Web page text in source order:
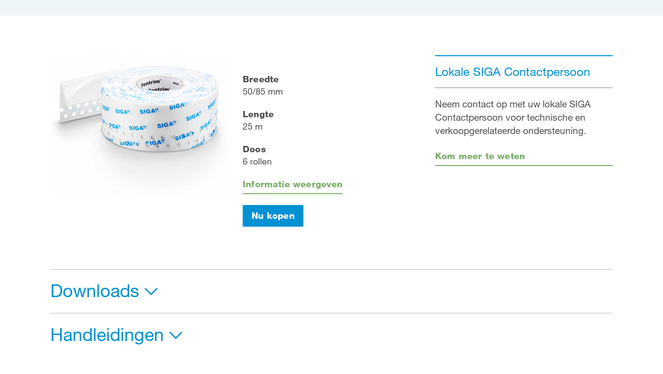
Breedte
50/85 mm
Lengte
25 m
Doos
6 rollen
Informatie weergeven
Nu kopen
Lokale SIGA Contactpersoon
Neem contact op met uw lokale SIGA
Contactpersoon voor technische en
verkoopgerelateerde ondersteuning.
Kom meer te weten
Downloads
Handleidingen